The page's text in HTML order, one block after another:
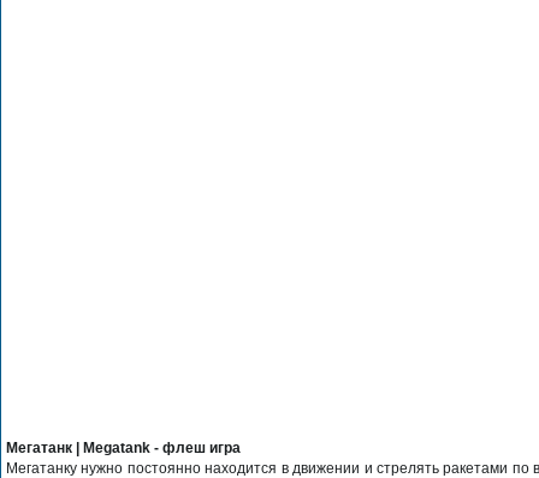
Мегатанк | Megatank - флеш игра
Мегатанку нужно постоянно находится в движении и стрелять ракетами по